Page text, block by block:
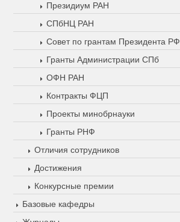
Президиум РАН
СПбНЦ РАН
Совет по грантам Президента РФ
Гранты Администрации СПб
ОФН РАН
Контракты ФЦП
Проекты минобрнауки
Гранты РНФ
Отличия сотрудников
Достижения
Конкурсные премии
Базовые кафедры